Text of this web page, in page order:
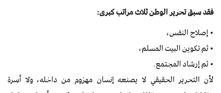
فقد سبق تحرير الوطن ثلاث مراتب كبرى:
• إصلاح النفس،
• ثم تكوين البيت المسلم،
• ثم إرشاد المجتمع.
لأن التحرير الحقيقي لا يصنعه إنسان مهزوم من داخله، ولا أسرة